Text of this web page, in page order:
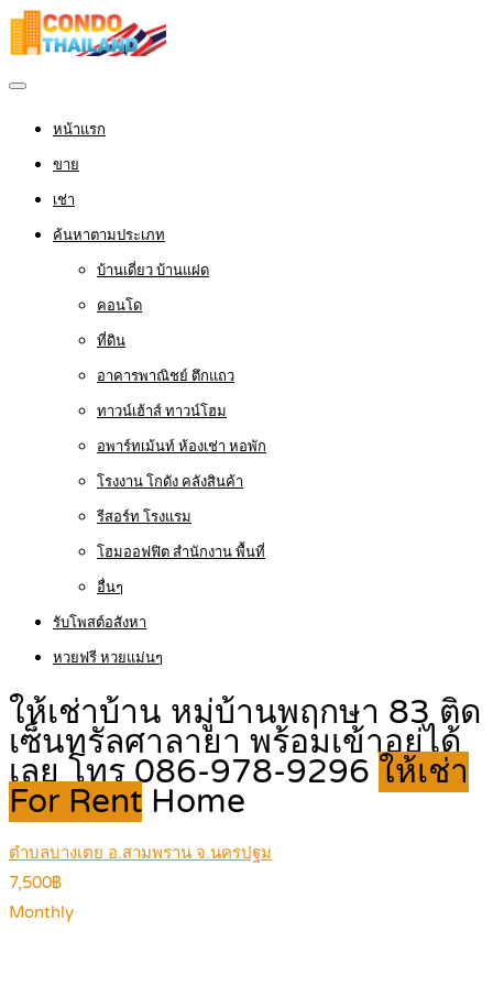
หน้าแรก
ขาย
เช่า
ค้นหาตามประเภท
บ้านเดี่ยว บ้านแฝด
คอนโด
ที่ดิน
อาคารพาณิชย์ ตึกแถว
ทาวน์เฮ้าส์ ทาวน์โฮม
อพาร์ทเม้นท์ ห้องเช่า หอพัก
โรงงาน โกดัง คลังสินค้า
รีสอร์ท โรงแรม
โฮมออฟฟิต สำนักงาน พื้นที่
อื่นๆ
รับโพสต์อสังหา
หวยฟรี หวยแม่นๆ
ให้เช่าบ้าน หมู่บ้านพฤกษา 83 ติด
เซ็นทรัลศาลายา พร้อมเข้าอยู่ได้
เลย โทร 086-978-9296 ให้เช่า
For Rent Home
ตำบลบางเตย อ.สามพราน จ.นครปฐม
7,500฿
Monthly